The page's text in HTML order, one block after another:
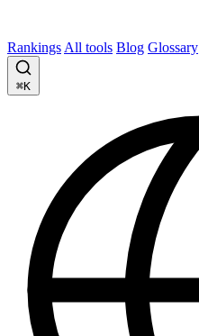
Rankings All tools Blog Glossary
⌘K